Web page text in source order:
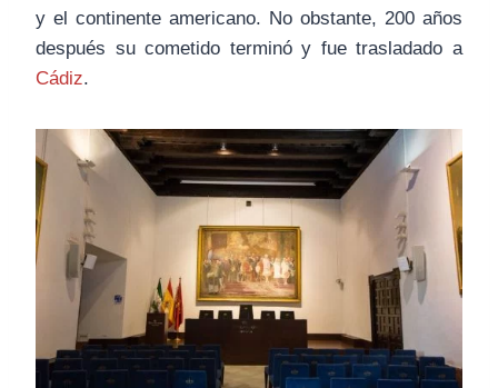
y el continente americano. No obstante, 200 años
después su cometido terminó y fue trasladado a
Cádiz.